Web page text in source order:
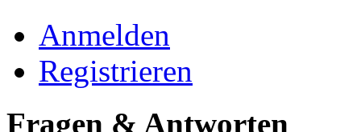
Anmelden
Registrieren
Fragen & Antworten